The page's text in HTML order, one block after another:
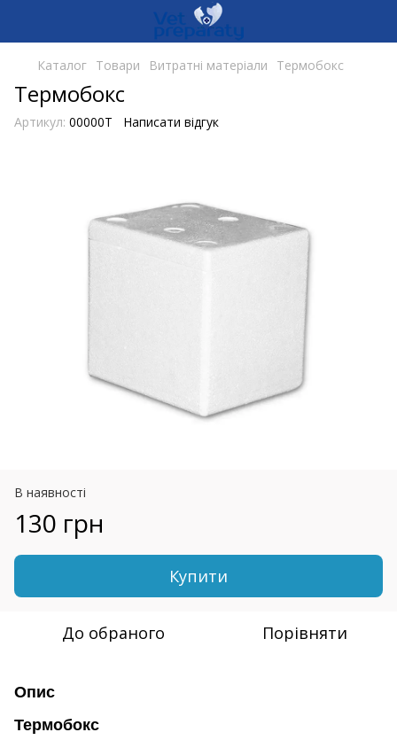
Каталог Товари Витратні матеріали Термобокс
Термобокс
Артикул: 00000Т Написати відгук
В наявності
130 грн
Купити
До обраного Порівняти
Опис
Термобокс